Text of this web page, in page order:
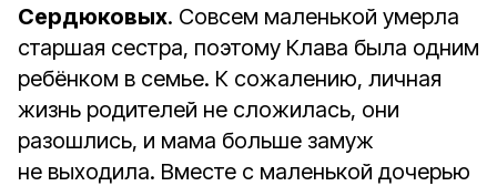
Сердюковых. Совсем маленькой умерла
старшая сестра, поэтому Клава была одним
ребёнком в семье. К сожалению, личная
жизнь родителей не сложилась, они
разошлись, и мама больше замуж
не выходила. Вместе с маленькой дочерью